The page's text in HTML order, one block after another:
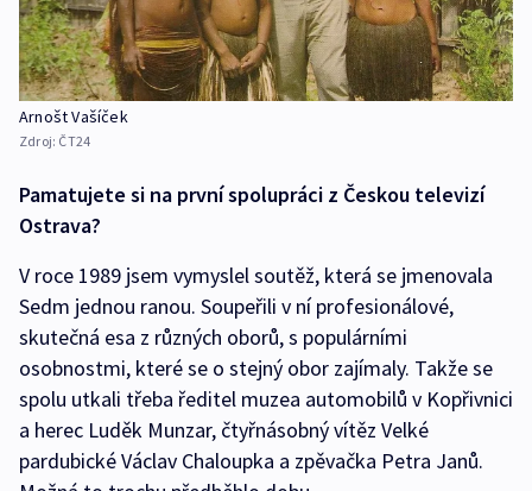
Arnošt Vašíček
Zdroj: ČT24
Pamatujete si na první spolupráci z Českou televizí
Ostrava?
V roce 1989 jsem vymyslel soutěž, která se jmenovala
Sedm jednou ranou. Soupeřili v ní profesionálové,
skutečná esa z různých oborů, s populárními
osobnostmi, které se o stejný obor zajímaly. Takže se
spolu utkali třeba ředitel muzea automobilů v Kopřivnici
a herec Luděk Munzar, čtyřnásobný vítěz Velké
pardubické Václav Chaloupka a zpěvačka Petra Janů.